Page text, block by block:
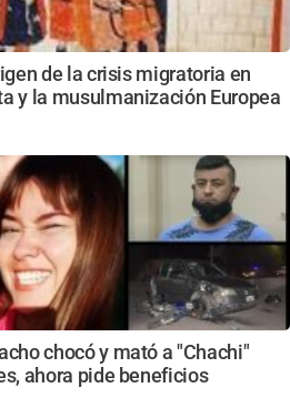
de la crisis migratoria en
y la musulmanización Europea
chocó y mató a "Chachi"
ahora pide beneficios